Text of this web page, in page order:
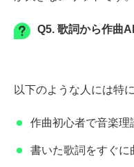
Q5. 歌詞から作曲
以下のような人には特
作曲初心者で音楽理
書いた歌詞をすぐに